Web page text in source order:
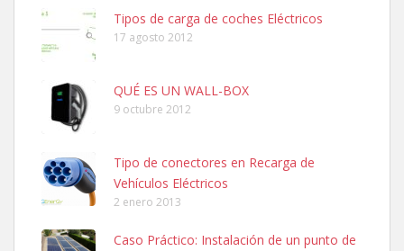
Tipos de carga de coches Eléctricos
17 agosto 2012
QUÉ ES UN WALL-BOX
9 octubre 2012
Tipo de conectores en Recarga de
Vehículos Eléctricos
2 enero 2013
Caso Práctico: Instalación de un punto de